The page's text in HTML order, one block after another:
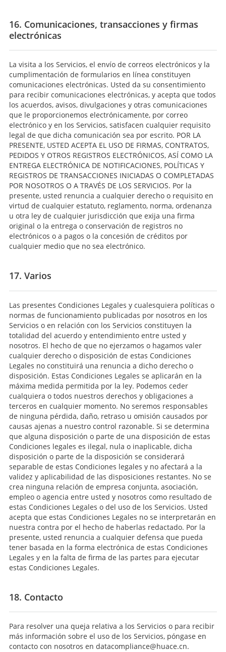
16. Comunicaciones, transacciones y firmas
electrónicas
La visita a los Servicios, el envío de correos electrónicos y la
cumplimentación de formularios en línea constituyen
comunicaciones electrónicas. Usted da su consentimiento
para recibir comunicaciones electrónicas, y acepta que todos
los acuerdos, avisos, divulgaciones y otras comunicaciones
que le proporcionemos electrónicamente, por correo
electrónico y en los Servicios, satisfacen cualquier requisito
legal de que dicha comunicación sea por escrito. POR LA
PRESENTE, USTED ACEPTA EL USO DE FIRMAS, CONTRATOS,
PEDIDOS Y OTROS REGISTROS ELECTRÓNICOS, ASÍ COMO LA
ENTREGA ELECTRÓNICA DE NOTIFICACIONES, POLÍTICAS Y
REGISTROS DE TRANSACCIONES INICIADAS O COMPLETADAS
POR NOSOTROS O A TRAVÉS DE LOS SERVICIOS. Por la
presente, usted renuncia a cualquier derecho o requisito en
virtud de cualquier estatuto, reglamento, norma, ordenanza
u otra ley de cualquier jurisdicción que exija una firma
original o la entrega o conservación de registros no
electrónicos o a pagos o la concesión de créditos por
cualquier medio que no sea electrónico.
17. Varios
Las presentes Condiciones Legales y cualesquiera políticas o
normas de funcionamiento publicadas por nosotros en los
Servicios o en relación con los Servicios constituyen la
totalidad del acuerdo y entendimiento entre usted y
nosotros. El hecho de que no ejerzamos o hagamos valer
cualquier derecho o disposición de estas Condiciones
Legales no constituirá una renuncia a dicho derecho o
disposición. Estas Condiciones Legales se aplicarán en la
máxima medida permitida por la ley. Podemos ceder
cualquiera o todos nuestros derechos y obligaciones a
terceros en cualquier momento. No seremos responsables
de ninguna pérdida, daño, retraso u omisión causados por
causas ajenas a nuestro control razonable. Si se determina
que alguna disposición o parte de una disposición de estas
Condiciones legales es ilegal, nula o inaplicable, dicha
disposición o parte de la disposición se considerará
separable de estas Condiciones legales y no afectará a la
validez y aplicabilidad de las disposiciones restantes. No se
crea ninguna relación de empresa conjunta, asociación,
empleo o agencia entre usted y nosotros como resultado de
estas Condiciones Legales o del uso de los Servicios. Usted
acepta que estas Condiciones Legales no se interpretarán en
nuestra contra por el hecho de haberlas redactado. Por la
presente, usted renuncia a cualquier defensa que pueda
tener basada en la forma electrónica de estas Condiciones
Legales y en la falta de firma de las partes para ejecutar
estas Condiciones Legales.
18. Contacto
Para resolver una queja relativa a los Servicios o para recibir
más información sobre el uso de los Servicios, póngase en
contacto con nosotros en datacompliance@huace.cn.